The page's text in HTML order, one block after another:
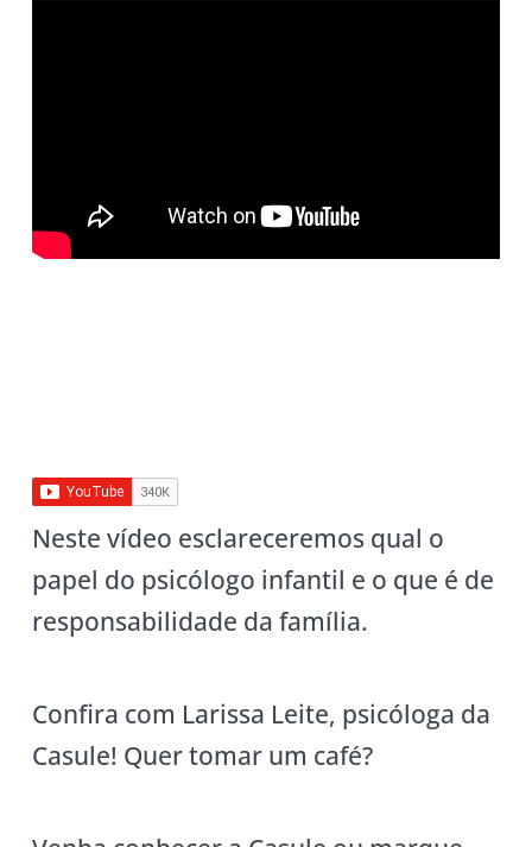
Neste vídeo esclareceremos qual o
papel do psicólogo infantil e o que é de
responsabilidade da família.
Confira com Larissa Leite, psicóloga da
Casule! Quer tomar um café?